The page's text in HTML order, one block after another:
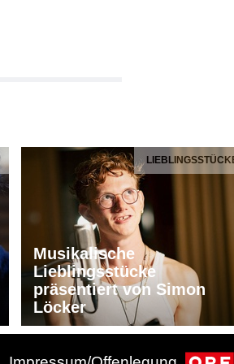
Musikalische
Lieblingsstücke
präsentiert von Simon
Löcker